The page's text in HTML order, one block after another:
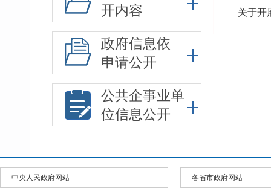
开内容
政府信息依
申请公开
公共企事业单
位信息公开
关于开
中央人民政府网站 各省市政府网站